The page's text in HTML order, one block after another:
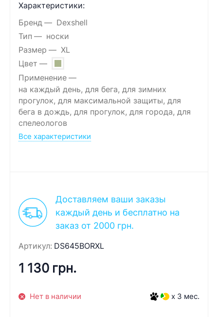
Характеристики:
Бренд
Dexshell
Тип
носки
Размер
XL
Цвет
Применение
на каждый день, для бега, для зимних
прогулок, для максимальной защиты, для
бега в дождь, для прогулок, для города, для
спелеологов
Все характеристики
Доставляем ваши заказы
каждый день и бесплатно на
заказ от 2000 грн.
Артикул: DS645BORXL
1 130 грн.
Нет в наличии x 3 мес.